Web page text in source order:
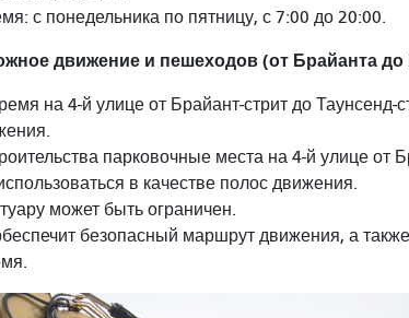
с понедельника по пятницу, с 7:00 до 20:00.
движение и пешеходов (от Брайанта до
на 4-й улице от Брайант-стрит до Таунсенд-
парковочные места на 4-й улице от
в качестве полос движения.
может быть ограничен.
безопасный маршрут движения, а